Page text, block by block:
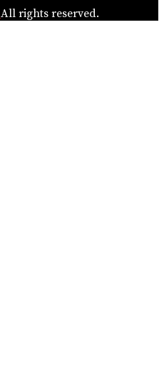
All rights reserved.